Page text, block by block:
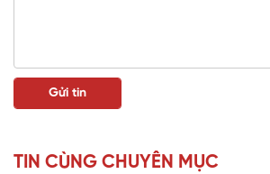
TIN CÙNG CHUYÊN MỤC